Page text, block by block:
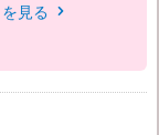
見る 